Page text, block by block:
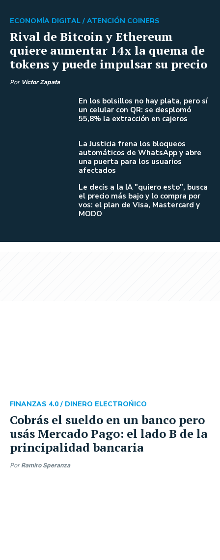
Rival de Bitcoin y Ethereum
quiere aumentar 14x la quema de
tokens y puede impulsar su precio
ECONOMÍA DIGITAL / ATENCIÓN COINERS
Por Víctor Zapata
En los bolsillos no hay plata, pero sí
un celular con QR: se desplomó
55,8% la extracción en cajeros
La Justicia frena los bloqueos
automáticos de WhatsApp y abre
una puerta para los usuarios
afectados
Le decís a la IA "quiero esto", busca
el precio más bajo y lo compra por
vos: el plan de Visa, Mastercard y
MODO
Cobrás el sueldo en un banco pero
usás Mercado Pago: el lado B de la
principalidad bancaria
FINANZAS 4.0 / DINERO ELECTROŃICO
Por Ramiro Speranza